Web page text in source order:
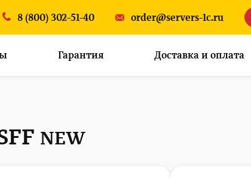
8 (800) 302-51-40 order@servers-1c.ru
Гарантия Доставка и оплата
NEW